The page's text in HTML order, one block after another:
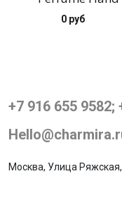
0 руб
+7 916 655 9582;
Москва, Улица Ряжская,